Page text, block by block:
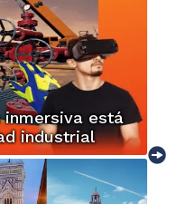
inmersiva está
industrial